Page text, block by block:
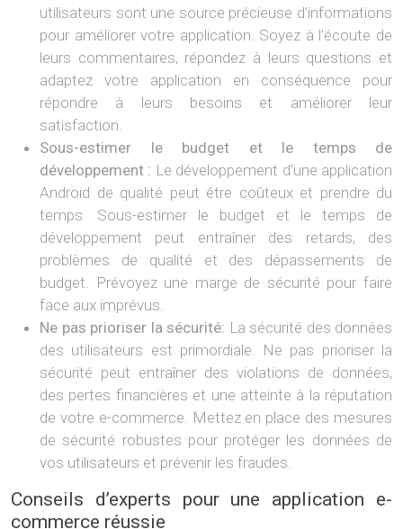
utilisateurs sont une source précieuse d’informations
pour améliorer votre application. Soyez à l’écoute de
leurs commentaires, répondez à leurs questions et
adaptez votre application en conséquence pour
répondre à leurs besoins et améliorer leur
satisfaction.
Sous-estimer le budget et le temps de
développement : Le développement d’une application
Android de qualité peut être coûteux et prendre du
temps. Sous-estimer le budget et le temps de
développement peut entraîner des retards, des
problèmes de qualité et des dépassements de
budget. Prévoyez une marge de sécurité pour faire
face aux imprévus.
Ne pas prioriser la sécurité: La sécurité des données
des utilisateurs est primordiale. Ne pas prioriser la
sécurité peut entraîner des violations de données,
des pertes financières et une atteinte à la réputation
de votre e-commerce. Mettez en place des mesures
de sécurité robustes pour protéger les données de
vos utilisateurs et prévenir les fraudes.
Conseils d’experts pour une application e-
commerce réussie